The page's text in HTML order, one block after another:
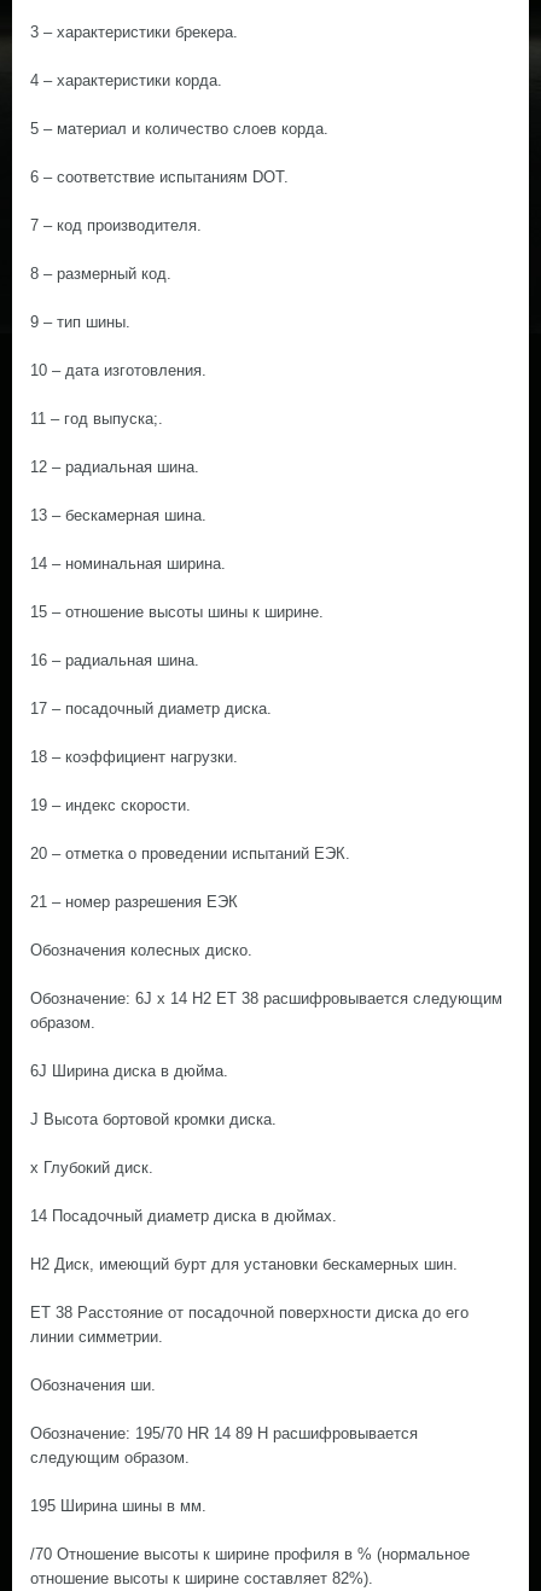
3 – характеристики брекера.
4 – характеристики корда.
5 – материал и количество слоев корда.
6 – соответствие испытаниям DOT.
7 – код производителя.
8 – размерный код.
9 – тип шины.
10 – дата изготовления.
11 – год выпуска;.
12 – радиальная шина.
13 – бескамерная шина.
14 – номинальная ширина.
15 – отношение высоты шины к ширине.
16 – радиальная шина.
17 – посадочный диаметр диска.
18 – коэффициент нагрузки.
19 – индекс скорости.
20 – отметка о проведении испытаний ЕЭК.
21 – номер разрешения ЕЭК
Обозначения колесных диско.
Обозначение: 6J х 14 H2 ET 38 расшифровывается следующим
образом.
6J Ширина диска в дюйма.
J Высота бортовой кромки диска.
х Глубокий диск.
14 Посадочный диаметр диска в дюймах.
H2 Диск, имеющий бурт для установки бескамерных шин.
ET 38 Расстояние от посадочной поверхности диска до его
линии симметрии.
Обозначения ши.
Обозначение: 195/70 HR 14 89 Н расшифровывается
следующим образом.
195 Ширина шины в мм.
/70 Отношение высоты к ширине профиля в % (нормальное
отношение высоты к ширине составляет 82%).